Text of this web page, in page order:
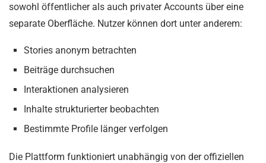
sowohl öffentlicher als auch privater Accounts über eine
separate Oberfläche. Nutzer können dort unter anderem:
Stories anonym betrachten
Beiträge durchsuchen
Interaktionen analysieren
Inhalte strukturierter beobachten
Bestimmte Profile länger verfolgen
Die Plattform funktioniert unabhängig von der offiziellen